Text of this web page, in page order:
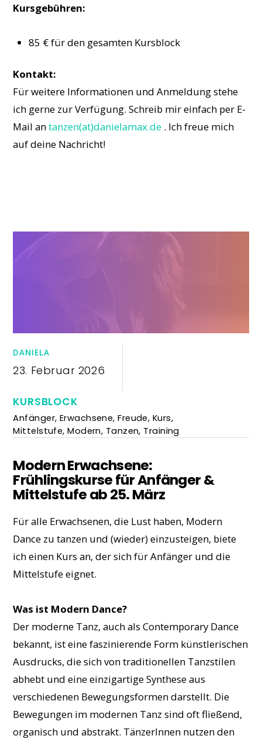
Kursgebühren:
85 € für den gesamten Kursblock
Kontakt:
Für weitere Informationen und Anmeldung stehe
ich gerne zur Verfügung. Schreib mir einfach per E-
Mail antanzen(at)danielamax.de . Ich freue mich
auf deine Nachricht!
DANIELA
23. Februar 2026
KURSBLOCK
Anfänger, Erwachsene,Freude, Kurs,
Mittelstufe,Modern, Tanzen, Training
Modern Erwachsene:
Frühlingskurse für Anfänger &
Mittelstufe ab 25. März
Für alle Erwachsenen, die Lust haben, Modern
Dance zu tanzen und (wieder) einzusteigen, biete
ich einen Kurs an, der sich für Anfänger und die
Mittelstufe eignet.
Was ist Modern Dance?
Der moderne Tanz, auch als Contemporary Dance
bekannt, ist eine faszinierende Form künstlerischen
Ausdrucks, die sich von traditionellen Tanzstilen
abhebt und eine einzigartige Synthese aus
verschiedenen Bewegungsformen darstellt. Die
Bewegungen im modernen Tanz sind oft fließend,
organisch und abstrakt. TänzerInnen nutzen den